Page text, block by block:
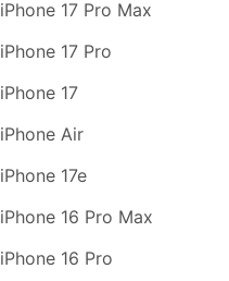
iPhone 17 Pro Max
iPhone 17 Pro
iPhone 17
iPhone Air
iPhone 17e
iPhone 16 Pro Max
iPhone 16 Pro